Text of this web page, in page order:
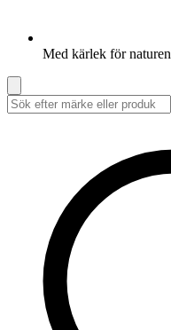
Med kärlek för naturen